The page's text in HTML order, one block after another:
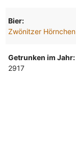
Bier:
Zwönitzer Hörnchen
Getrunken im Jahr:
2917